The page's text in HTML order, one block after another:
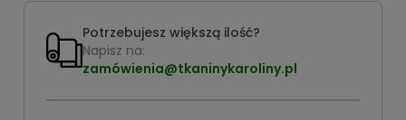
Potrzebujesz większą ilość?
Napisz na:
zamówienia@tkaninykaroliny.pl